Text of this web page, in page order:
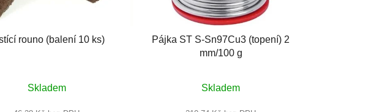
rouno (balení 10 ks)
hodnocení
Skladem
Pájka ST S-Sn97Cu3 (topení) 2
mm/100 g
hodnocení
Skladem